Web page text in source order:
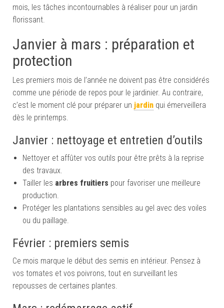
mois, les tâches incontournables à réaliser pour un jardin
florissant.
Janvier à mars : préparation et
protection
Les premiers mois de l’année ne doivent pas être considérés
comme une période de repos pour le jardinier. Au contraire,
c’est le moment clé pour préparer un jardin qui émerveillera
dès le printemps.
Janvier : nettoyage et entretien d’outils
Nettoyer et affûter vos outils pour être prêts à la reprise
des travaux.
Tailler les arbres fruitiers pour favoriser une meilleure
production.
Protéger les plantations sensibles au gel avec des voiles
ou du paillage.
Février : premiers semis
Ce mois marque le début des semis en intérieur. Pensez à
vos tomates et vos poivrons, tout en surveillant les
repousses de certaines plantes.